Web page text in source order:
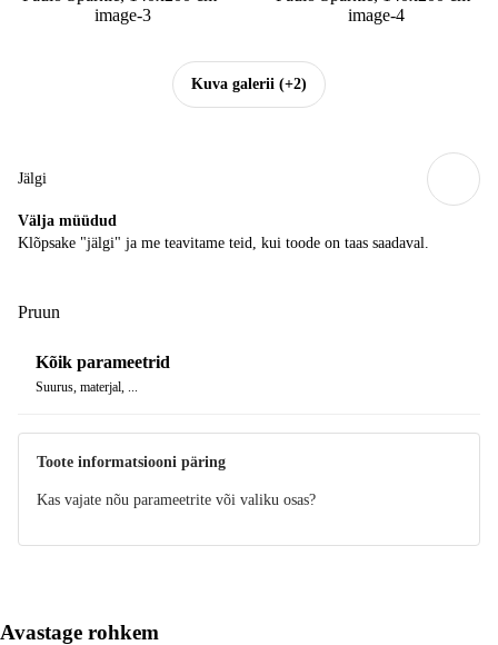
Kuva galerii (+2)
Jälgi
Välja müüdud
Klõpsake "jälgi" ja me teavitame teid, kui toode on taas saadaval.
Pruun
Kõik parameetrid
Suurus, materjal, ...
Toote informatsiooni päring
Kas vajate nõu parameetrite või valiku osas?
Avastage rohkem